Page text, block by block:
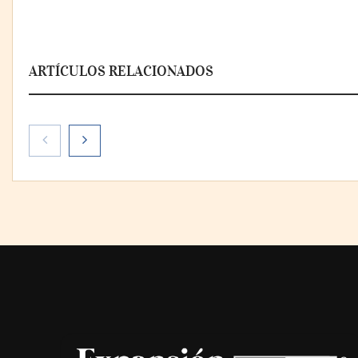
ARTÍCULOS RELACIONADOS